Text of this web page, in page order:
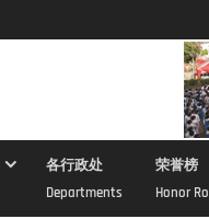
各行政处
Departments
荣誉榜
Honor Roll